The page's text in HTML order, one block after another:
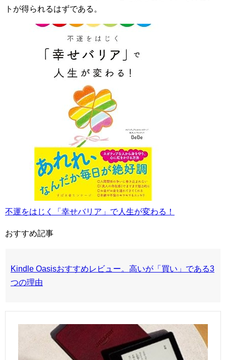
トが得られるはずである。
不運をはじく「幸せバリア」で人生が変わる！
おすすめ記事
Kindle Oasisおすすめレビュー。高いが「買い」である3
つの理由